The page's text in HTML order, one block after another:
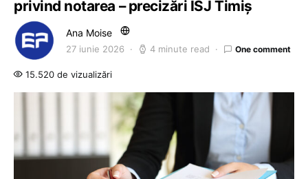
privind notarea – precizări ISJ Timiș
Ana Moise
27 iunie 2026 4 minute read One comment
15.520 de vizualizări